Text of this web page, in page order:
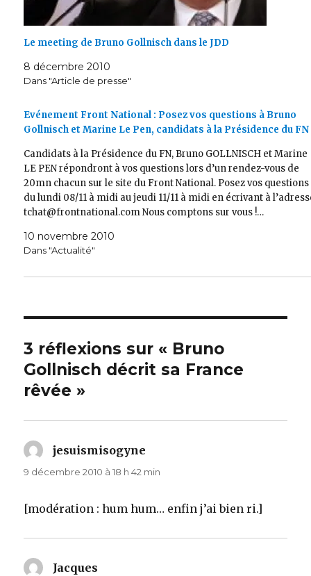
Le meeting de Bruno Gollnisch dans le JDD
8 décembre 2010
Dans "Article de presse"
Evénement Front National : Posez vos questions à Bruno
Gollnisch et Marine Le Pen, candidats à la Présidence du FN
Candidats à la Présidence du FN, Bruno GOLLNISCH et Marine
LE PEN répondront à vos questions lors d’un rendez-vous de
20mn chacun sur le site du Front National. Posez vos questions
du lundi 08/11 à midi au jeudi 11/11 à midi en écrivant à
tchat@frontnational.com Nous comptons sur vous !…
10 novembre 2010
Dans "Actualité"
3 réflexions sur « Bruno
Gollnisch décrit sa France
rêvée »
jesuismisogyne
9 décembre 2010 à 18 h 42 min
[modération : hum hum… enfin j’ai bien ri.]
Jacques